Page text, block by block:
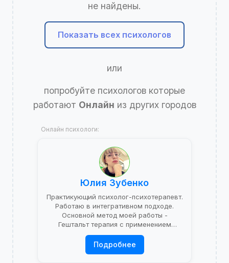
не найдены.
Показать всех психологов
или
попробуйте психологов которые
работают Онлайн из других городов
Онлайн психологи:
Юлия Зубенко
Практикующий психолог-психотерапевт.
Работаю в интегративном подходе.
Основной метод моей работы -
Гештальт терапия с применением
психоаналитической теории.
Подробнее